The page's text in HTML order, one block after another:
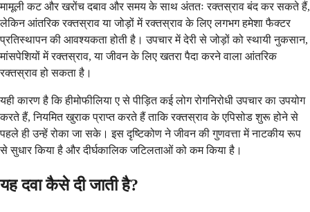
मामूली कट और खरोंच दबाव और समय के साथ अंततः रक्तस्राव बंद कर सकते हैं,
लेकिन आंतरिक रक्तस्राव या जोड़ों में रक्तस्राव के लिए लगभग हमेशा फैक्टर
प्रतिस्थापन की आवश्यकता होती है। उपचार में देरी से जोड़ों को स्थायी नुकसान,
मांसपेशियों में रक्तस्राव, या जीवन के लिए खतरा पैदा करने वाला आंतरिक
रक्तस्राव हो सकता है।
यही कारण है कि हीमोफीलिया ए से पीड़ित कई लोग रोगनिरोधी उपचार का उपयोग
करते हैं, नियमित खुराक प्राप्त करते हैं ताकि रक्तस्राव के एपिसोड शुरू होने से
पहले ही उन्हें रोका जा सके। इस दृष्टिकोण ने जीवन की गुणवत्ता में नाटकीय रूप
से सुधार किया है और दीर्घकालिक जटिलताओं को कम किया है।
यह दवा कैसे दी जाती है?